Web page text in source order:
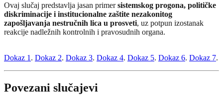
Ovaj slučaj predstavlja jasan primersistemskog progona, političke
diskriminacije i institucionalne zaštite nezakonitog
zapošljavanja nestručnih lica u prosveti, uz potpun izostanak
reakcije nadležnih kontrolnih i pravosudnih organa.
Dokaz 1 . Dokaz 2. Dokaz 3. Dokaz 4. Dokaz 5. Dokaz 6. Dokaz 7.
Povezani slučajevi